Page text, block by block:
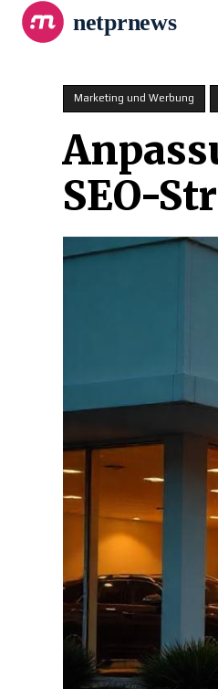
netprnews
Marketing und Werbung
SEO-